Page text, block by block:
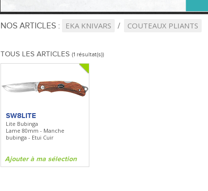
NOS ARTICLES : EKA KNIVARS COUTEAUX PLIANTS
TOUS LES ARTICLES (1 résultat(s))
SW8LITE
Lite Bubinga
Lame 80mm - Manche
bubinga - Etui Cuir
Ajouter à ma sélection